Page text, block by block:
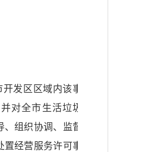
发区区域内该事
对全市生活垃圾
组织协调、监督
经营服务许可事